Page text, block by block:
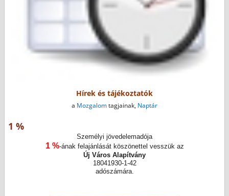
Hírek és tájékoztatók
a Mozgalomtagjainak, Naptár
1 %
Személyi jövedelemadója
1 %-ának felajánlását köszönettel vesszük az
Új Város Alapítvány
18041930-1-42
adószámára.